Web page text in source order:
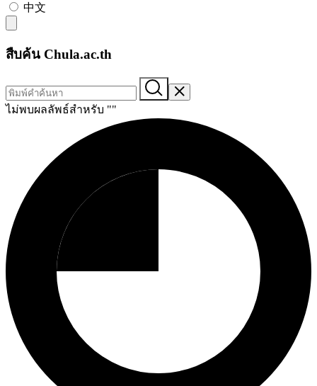
中文
สืบค้น Chula.ac.th
ไม่พบผลลัพธ์สำหรับ ""